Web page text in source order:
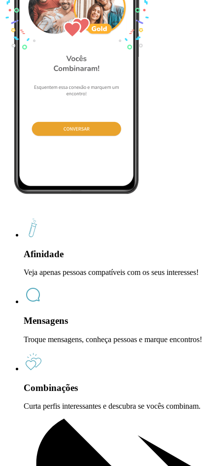
Afinidade
Veja apenas pessoas compatíveis com os seus interesses!
Mensagens
Troque mensagens, conheça pessoas e marque encontros!
Combinações
Curta perfis interessantes e descubra se vocês combinam.